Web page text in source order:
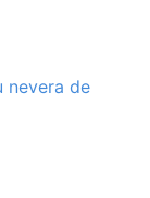
nevera de